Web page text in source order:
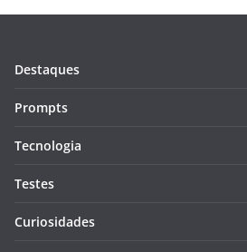
Destaques
Prompts
Tecnologia
Testes
Curiosidades